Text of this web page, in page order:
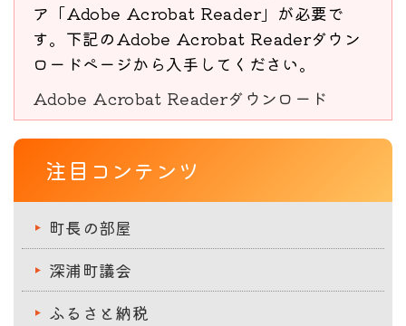
ア「Adobe Acrobat Reader」が必要で
す。下記のAdobe Acrobat Readerダウン
ロードページから入手してください。
Adobe Acrobat Readerダウンロード
注目コンテンツ
町長の部屋
深浦町議会
ふるさと納税